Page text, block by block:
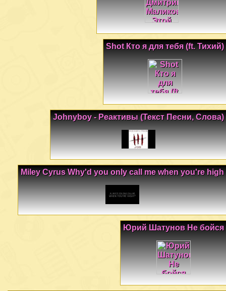
Shot Кто я для тебя (ft. Тихий)
Johnyboy - Реактивы (Текст Песни, Слова)
Miley Cyrus Why'd you only call me when you're high
Юрий Шатунов Не бойся